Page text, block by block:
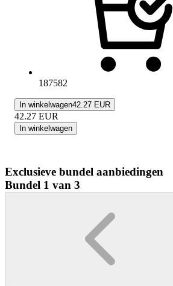
187582
In winkelwagen42.27 EUR
42.27 EUR
In winkelwagen
Exclusieve bundel aanbiedingen
Bundel 1 van 3